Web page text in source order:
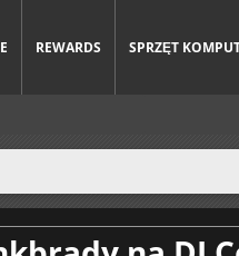
REWARDS SPRZĘT